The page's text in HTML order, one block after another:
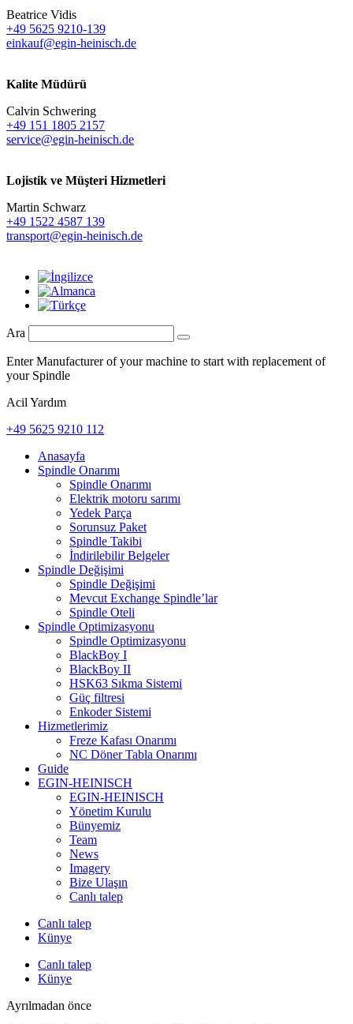
Beatrice Vidis
+49 5625 9210-139
einkauf@egin-heinisch.de
Kalite Müdürü
Calvin Schwering
+49 151 1805 2157
service@egin-heinisch.de
Lojistik ve Müşteri Hizmetleri
Martin Schwarz
+49 1522 4587 139
transport@egin-heinisch.de
Ara
Enter Manufacturer of your machine to start with replacement of
your Spindle
Acil Yardım
+49 5625 9210 112
Anasayfa
Spindle Onarımı
Spindle Onarımı
Elektrik motoru sarımı
Yedek Parça
Sorunsuz Paket
Spindle Takibi
İndirilebilir Belgeler
Spindle Değişimi
Spindle Değişimi
Mevcut Exchange Spindle’lar
Spindle Oteli
Spindle Optimizasyonu
Spindle Optimizasyonu
BlackBoy I
BlackBoy II
HSK63 Sıkma Sistemi
Güç filtresi
Enkoder Sistemi
Hizmetlerimiz
Freze Kafası Onarımı
NC Döner Tabla Onarımı
Guide
EGIN-HEINISCH
EGIN-HEINISCH
Yönetim Kurulu
Bünyemiz
Team
News
Imagery
Bize Ulaşın
Canlı talep
Canlı talep
Künye
Canlı talep
Künye
Ayrılmadan önce